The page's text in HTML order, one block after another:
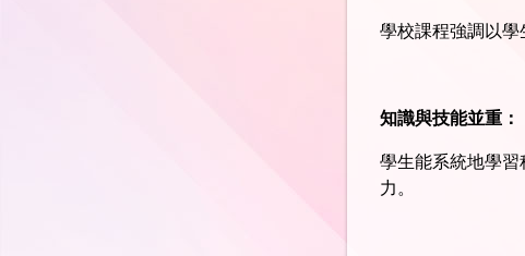
學校課程強調以學
知識與技能並重：
學生能系統地學
力。